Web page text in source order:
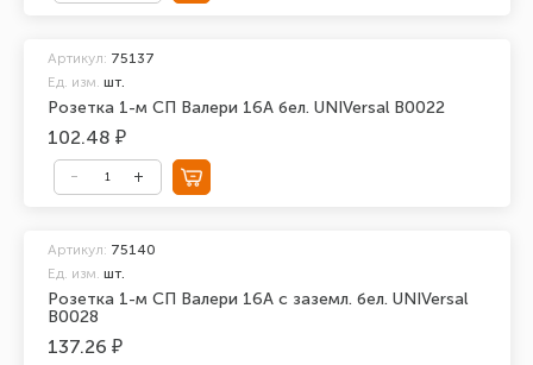
Розетка 1-м СП Валери 16А бел. UNIVersal В0022
Артикул: 75137
Ед. изм. шт.
102.48 ₽
Розетка 1-м СП Валери 16А с заземл. бел. UNIVersal
В0028
Артикул: 75140
Ед. изм. шт.
137.26 ₽